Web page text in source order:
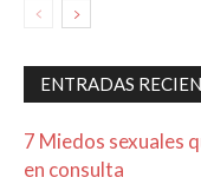
ENTRADAS
7 Miedos sexuales
en consulta